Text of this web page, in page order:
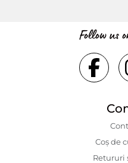
Follow us
Coș de
Retururi